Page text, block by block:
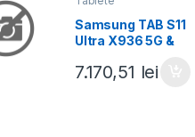
Samsung TAB S11
Ultra X936 5G &
7.170,51 lei